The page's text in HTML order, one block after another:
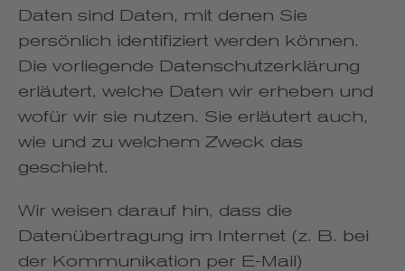
Daten sind Daten, mit denen Sie
persönlich identifiziert werden können.
Die vorliegende Datenschutzerklärung
erläutert, welche Daten wir erheben und
wofür wir sie nutzen. Sie erläutert auch,
wie und zu welchem Zweck das
geschieht.
Wir weisen darauf hin, dass die
Datenübertragung im Internet (z. B. bei
der Kommunikation per E-Mail)